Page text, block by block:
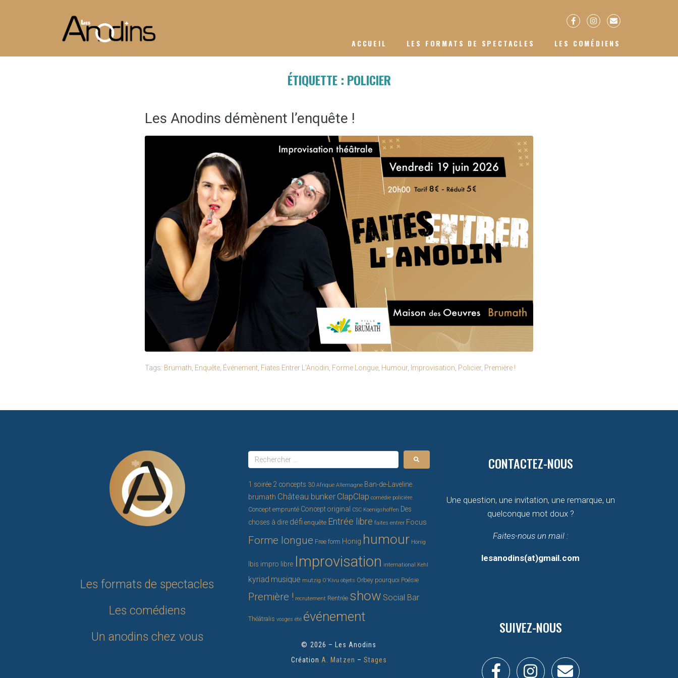
ACCUEIL LES FORMATS DE SPECTACLES LES COMÉDIENS
ÉTIQUETTE : POLICIER
Les Anodins démènent l’enquête !
Tags: Brumath Enquête Événement Fiates Entrer L'Anodin Forme Longue Humour, Improvisation Policier, Première !
Les formats de spectacles
Les comédiens
Un anodins chez vous
1 soirée 2 concepts 30 Afrique Allemagne Ban-de-Laveline
brumath Château bunker ClapClap comédie policière
Concept emprunté Concept original CSC Koenigshoffen Des
choses à dire défi enquête Entrée libre faites entrer Focus
Forme longue Free form Honig humour Hönig
Ibis impro libre Improvisation international Kehl
kyriad musique mutzig O'Kivu objets Orbey pourquoi Poésie
Première ! recrutement Rentrée show Social Bar
Théâtralis vosges été événement
© 2026 – Les Anodins
Création A. Matzen – Stages
CONTACTEZ-NOUS
Une question, une invitation, une remarque, un
quelconque mot doux ?
Faites-nous un mail :
lesanodins(at)gmail.com
SUIVEZ-NOUS